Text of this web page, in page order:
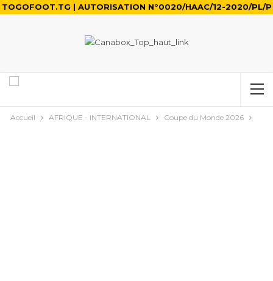
TOGOFOOT.TG | AUTORISATION N°0020/HAAC/12-2020/PL/P
Accueil AFRIQUE - INTERNATIONAL Coupe du Monde 2026